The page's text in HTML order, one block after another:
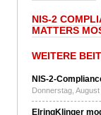
NIS-2
MATTERS
WEITERE
NIS-2-
Donnerstag,
ElringKlinger